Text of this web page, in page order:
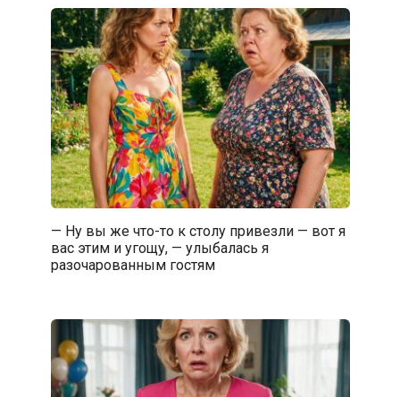
— Ну вы же что-то к столу привезли — вот я
вас этим и угощу, — улыбалась я
разочарованным гостям